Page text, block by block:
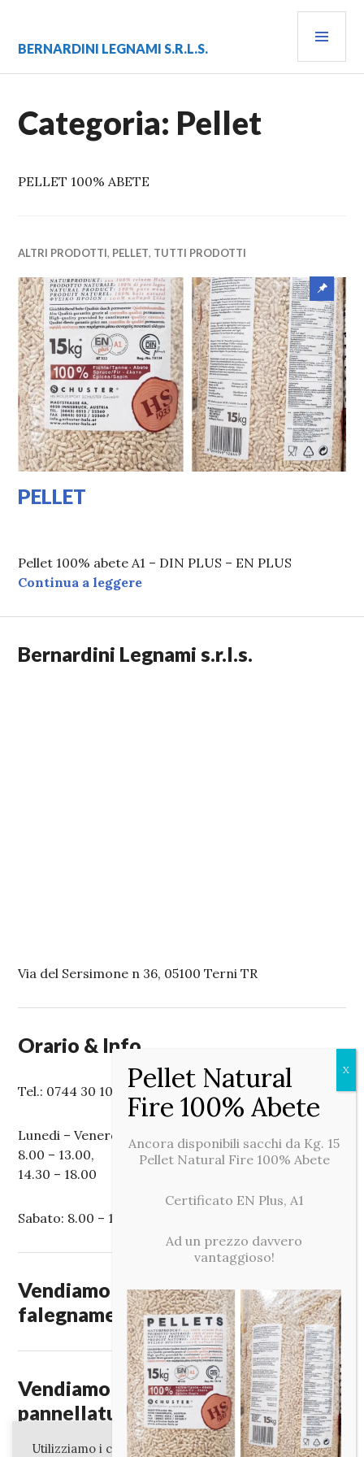
contenuto
BERNARDINI LEGNAMI S.R.L.S.
Categoria: Pellet
PELLET 100% ABETE
ALTRI PRODOTTI, PELLET, TUTTI PRODOTTI
PELLET
Pellet 100% abete A1 – DIN PLUS – EN PLUS
Continua a leggerePELLET
Bernardini Legnami s.r.l.s.
Via del Sersimone n 36, 05100 Terni TR
Orario & Info
Tel.: 0744 30 10 50
Lunedi – Venerdi:
8.00 – 13.00,
14.30 – 18.00
Sabato: 8.00 – 12.00
Vendiamo legnami per edilizia,
falegnameria e fai da te.
Vendiamo legnami, paleria,
pannellature, pellet, impregnanti e
ferramenta.
Utilizziamo i cookie sul nostro sito
Ancora disponibili sacchi da Kg. 15
Pellet Natural Fire 100% Abete
Certificato EN Plus, A1
Ad un prezzo davvero
vantaggioso!